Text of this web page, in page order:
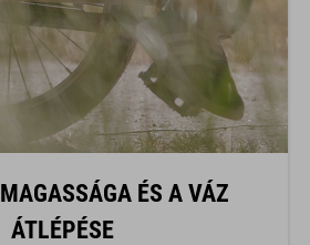
ÉS A VÁZ
ÁTLÉPÉSE